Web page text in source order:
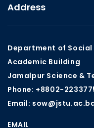
Address
Department of Social
Academic Building
Jamalpur Science &
Phone: +8802-
Email:
EMAIL